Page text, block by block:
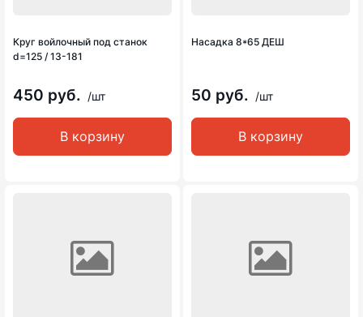
Круг войлочный под станок
d=125 / 13-181
450 руб. /шт
В корзину
Насадка 8*65 ДЕШ
50 руб. /шт
В корзину